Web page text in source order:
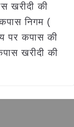
खरीदी की
निगम (
पर कपास की
खरीदी की